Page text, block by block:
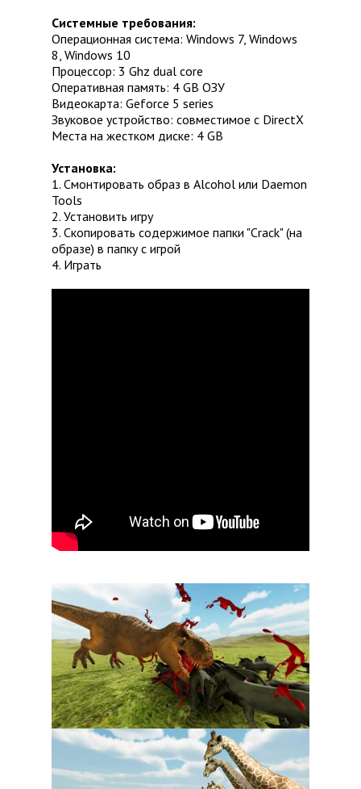
Системные требования:
Операционная система: Windows 7, Windows
8, Windows 10
Процессор: 3 Ghz dual core
Оперативная память: 4 GB ОЗУ
Видеокарта: Geforce 5 series
Звуковое устройство: совместимое с DirectX
Места на жестком диске: 4 GB
Установка:
1. Смонтировать образ в Alcohol или Daemon
Tools
2. Установить игру
3. Скопировать содержимое папки "Crack" (на
образе) в папку с игрой
4. Играть